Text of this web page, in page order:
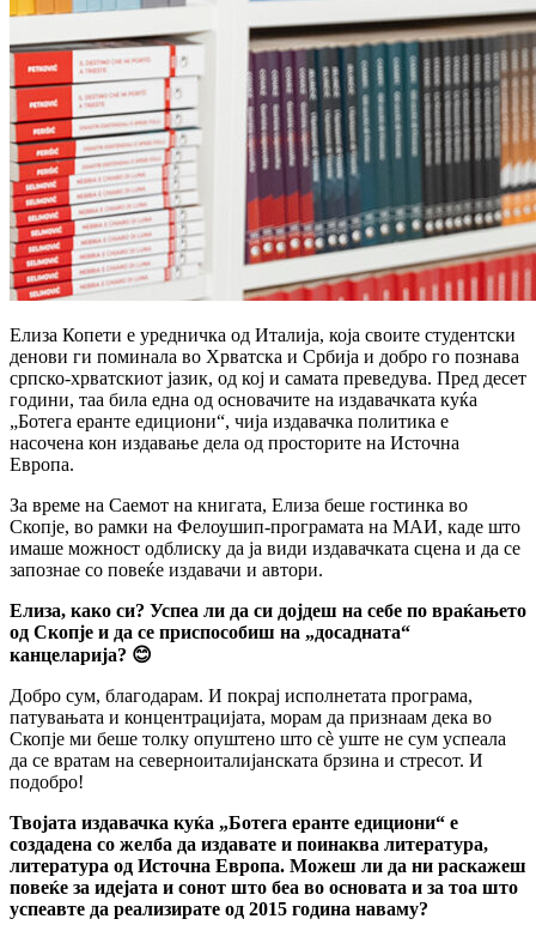
Елиза Копети е уредничка од Италија, која своите студентски
денови ги поминала во Хрватска и Србија и добро го познава
српско-хрватскиот јазик, од кој и самата преведува. Пред десет
години, таа била една од основачите на издавачката куќа
„Ботега еранте едициони“, чија издавачка политика е
насочена кон издавање дела од просторите на Источна
Европа.
За време на Саемот на книгата, Елиза беше гостинка во
Скопје, во рамки на Фелоушип-програмата на МАИ, каде што
имаше можност одблиску да ја види издавачката сцена и да се
запознае со повеќе издавачи и автори.
Елиза, како си? Успеа ли да си дојдеш на себе по враќањето
од Скопје и да се приспособиш на „досадната“
канцеларија? 😊
Добро сум, благодарам. И покрај исполнетата програма,
патувањата и концентрацијата, морам да признаам дека во
Скопје ми беше толку опуштено што сè уште не сум успеала
да се вратам на северноиталијанската брзина и стресот. И
подобро!
Твојата издавачка куќа „Ботега еранте едициони“ е
создадена со желба да издавате и поинаква литература,
литература од Источна Европа. Можеш ли да ни раскажеш
повеќе за идејата и сонот што беа во основата и за тоа што
успеавте да реализирате од 2015 година наваму?